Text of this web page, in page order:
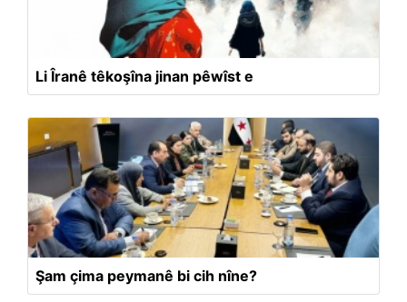
Li Îranê têkoşîna jinan pêwîst e
Şam çima peymanê bi cih nîne?